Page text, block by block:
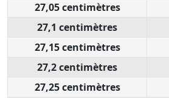
27,05 centimètres
27,1 centimètres
27,15 centimètres
27,2 centimètres
27,25 centimètres